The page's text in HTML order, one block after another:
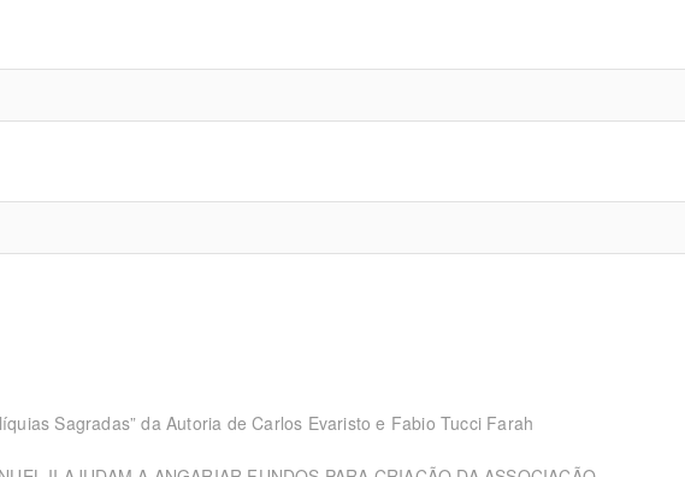
Sagradas” da Autoria de Carlos Evaristo e Fabio Tucci Farah